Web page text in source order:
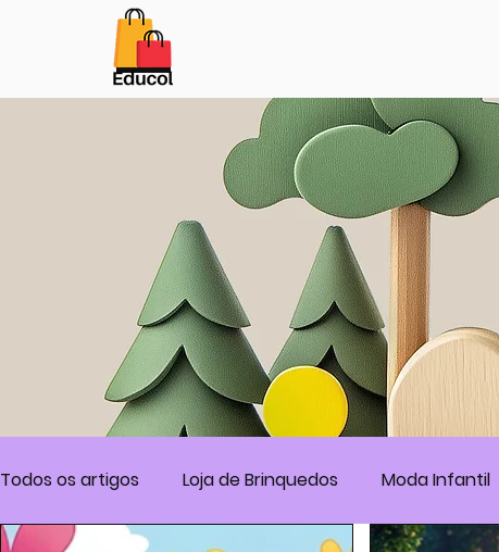
Todos os artigos Loja de Brinquedos Moda Infantil